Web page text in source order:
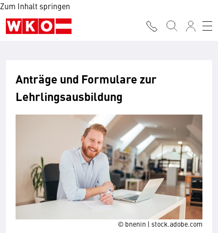
Zum Inhalt springen
© bnenin | stock.adobe.com
Anträge und Formulare zur
Lehrlingsausbildung